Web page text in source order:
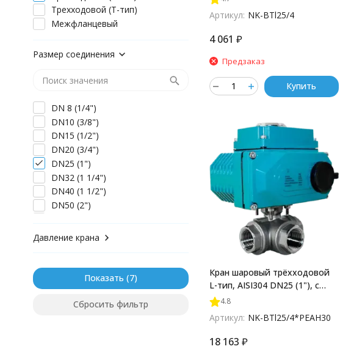
BTl25/4
Артикул: NK-BTl25/4
4 061 ₽
Предзаказ
Купить
Кран шаровый трёхходовой
L-тип, AISI304 DN25 (1"), с
электроприводом AC 220V
(С-03), NK-BTl25/4*PEAH30
4.8
Артикул: NK-BTl25/4*PEAH30
18 163 ₽
Трехходовой (T-тип)
Межфланцевый
Размер соединения
DN 8 (1/4")
DN10 (3/8")
DN15 (1/2")
DN20 (3/4")
DN25 (1")
DN32 (1 1/4")
DN40 (1 1/2")
DN50 (2")
DN100 (4")
DN150 (6")
Давление крана
Показать
Сбросить фильтр